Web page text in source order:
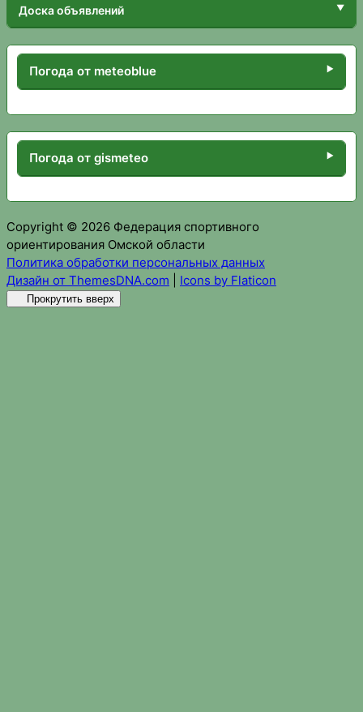
Доска объявлений
Погода от meteoblue
Погода от gismeteo
Copyright © 2026 Федерация спортивного
ориентирования Омской области
Политика обработки персональных данных
Дизайн от ThemesDNA.com
Icons by Flaticon
Прокрутить вверх